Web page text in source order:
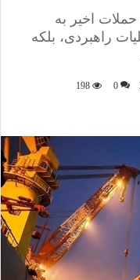
حملات اخیر به
راهبردی، بلکه
0
198